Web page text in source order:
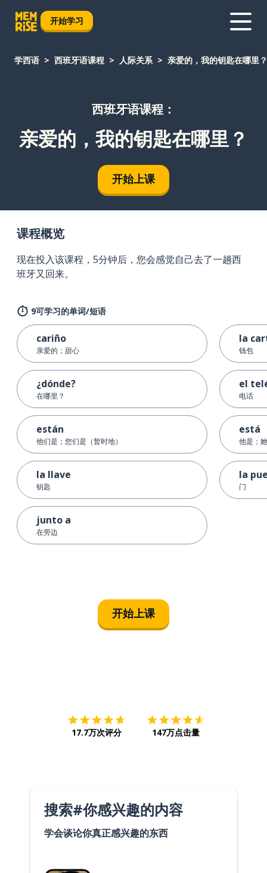
开始学习
学西语 西班牙语课程 人际关系 亲爱的，我的钥匙在哪里？
西班牙语课程：
亲爱的，我的钥匙在哪里？
开始上课
课程概览
现在投入该课程，5分钟后，您会感觉自己去了一趟西
班牙又回来。
9可学习的单词/短语
cariño
亲爱的；甜心
¿dónde?
在哪里？
están
他们是；您们是（暂时地）
la llave
钥匙
junto a
在旁边
la
钱包
el
电话
está
他是；
la
门
开始上课
17.7万次评分 147万点击量
搜索#你感兴趣的内容
学会谈论你真正感兴趣的东西